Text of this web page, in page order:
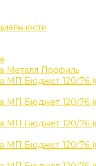
Металл Профиль
МП Бюджет 120/76
МП Бюджет 120/76
МП Бюджет 120/76
МП Бюджет 120/76